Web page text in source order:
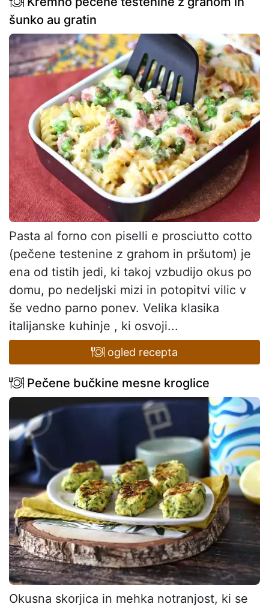
šunko au gratin
Pasta al forno con piselli e prosciutto cotto
(pečene testenine z grahom in pršutom) je
ena od tistih jedi, ki takoj vzbudijo okus po
domu, po nedeljski mizi in potopitvi vilic v
še vedno parno ponev. Velika klasika
italijanske kuhinje , ki osvoji...
ogled recepta
Pečene bučkine mesne kroglice
Okusna skorjica in mehka notranjost, ki se